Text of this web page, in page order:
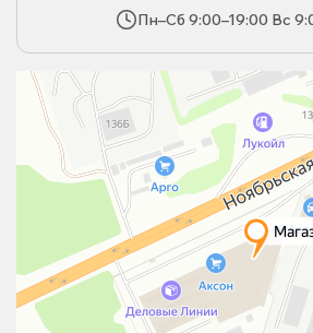
Пн–Сб 9:00–19:00 Вс